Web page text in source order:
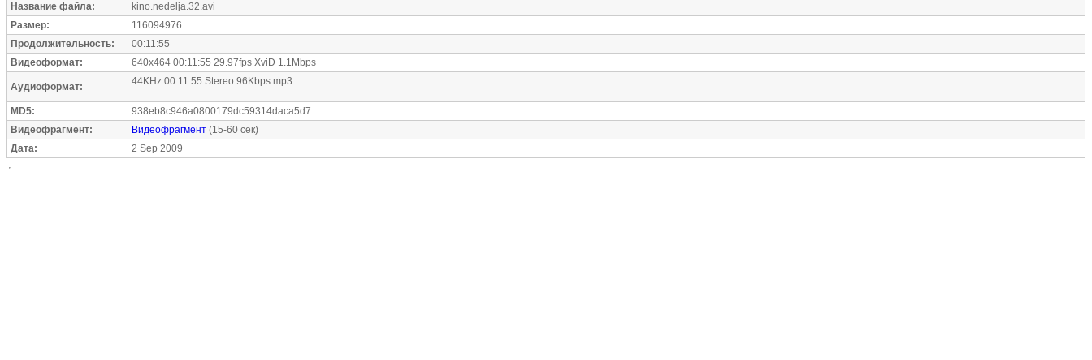
Название файла:
kino.nedelja.32.avi
Размер:
116094976
Продолжительность:
00:11:55
Видеоформат:
640x464 00:11:55 29.97fps XviD 1.1Mbps
Аудиоформат: 44KHz 00:11:55 Stereo 96Kbps mp3
MD5:
938eb8c946a0800179dc59314daca5d7
Видеофрагмент:
Видеофрагмент (15-60 сек)
Дата:
2 Sep 2009